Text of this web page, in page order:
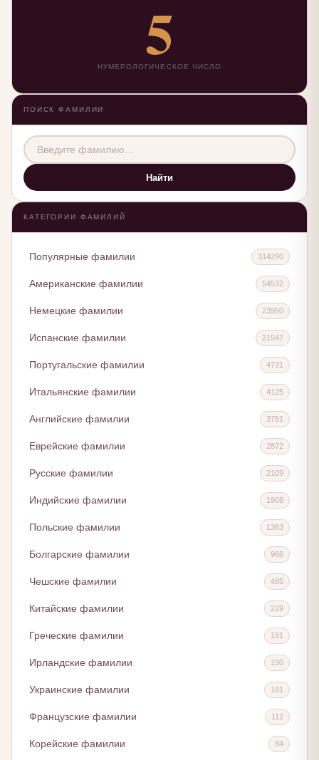
5
НУМЕРОЛОГИЧЕСКОЕ ЧИСЛО
ПОИСК ФАМИЛИИ
Найти
КАТЕГОРИИ ФАМИЛИЙ
Популярные фамилии 314290
Американские фамилии 54532
Немецкие фамилии 23950
Испанские фамилии 21547
Португальские фамилии 4731
Итальянские фамилии 4125
Английские фамилии 3751
Еврейские фамилии 2872
Русские фамилии 2109
Индийские фамилии 1908
Польские фамилии 1363
Болгарские фамилии 966
Чешские фамилии 485
Китайские фамилии 229
Греческие фамилии 191
Ирландские фамилии 190
Украинские фамилии 181
Французские фамилии 112
Корейские фамилии 84